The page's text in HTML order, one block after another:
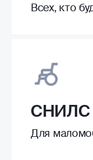
Всех, кто
СНИЛС
Для